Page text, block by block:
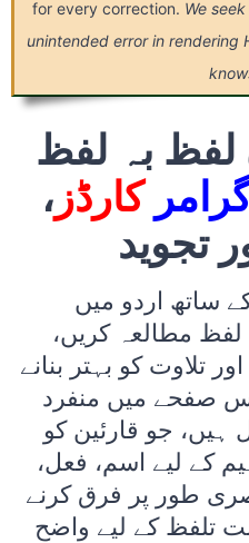
for every correction. We
unintended error in rendering
لفظ بہ لفظ
کارڈز ،
تجوید
ساتھ اردو میں
مطالعہ کریں،
تلاوت کو بہتر بنانے
اس صفحے میں منفرد
ہیں، جو قارئین کو
کے لیے اسم، فعل،
طور پر فرق کرنے
تلفظ کے لیے واضح